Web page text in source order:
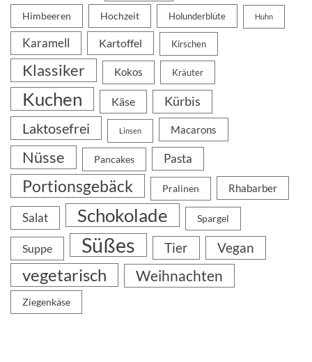
Himbeeren Hochzeit Holunderblüte Huhn
Karamell Kartoffel Kirschen
Klassiker Kokos Kräuter
Kuchen Käse Kürbis
Laktosefrei Linsen Macarons
Nüsse Pancakes Pasta
Portionsgebäck Pralinen Rhabarber
Salat Schokolade Spargel
Suppe Süßes Tier Vegan
vegetarisch Weihnachten
Ziegenkäse